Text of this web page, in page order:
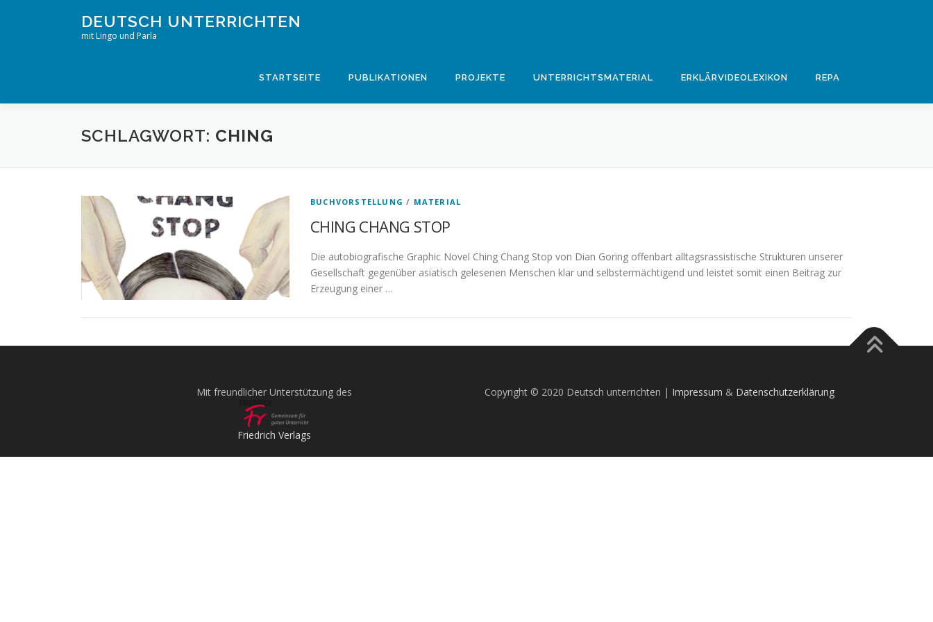
DEUTSCH UNTERRICHTEN
mit Lingo und Parla
STARTSEITE PUBLIKATIONEN PROJEKTE UNTERRICHTSMATERIAL ERKLÄRVIDEOLEXIKON REPA
SCHLAGWORT: CHING
BUCHVORSTELLUNG / MATERIAL
CHING CHANG STOP
Die autobiografische Graphic Novel Ching Chang Stop von Dian Goring offenbart alltagsrassistische Strukturen unserer
Gesellschaft gegenüber asiatisch gelesenen Menschen klar und selbstermächtigend und leistet somit einen Beitrag zur
Erzeugung einer …
Mit freundlicher Unterstützung des
Friedrich Verlags
Copyright © 2020 Deutsch unterrichten | Impressum & Datenschutzerklärung